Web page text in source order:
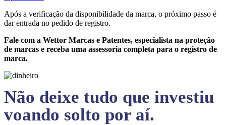
Após a verificação da disponibilidade da marca, o próximo passo é
dar entrada no pedido de registro.
Fale com a Wettor Marcas e Patentes, especialista na proteção
de marcas e receba uma assessoria completa para o registro de
marca.
Não deixe tudo que investiu
voando solto por aí.